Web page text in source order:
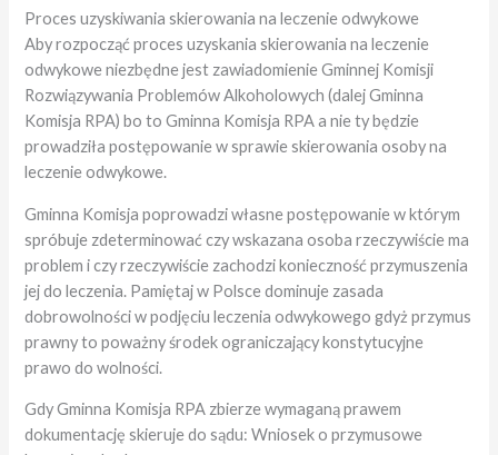
Proces uzyskiwania skierowania na leczenie odwykowe
Aby rozpocząć proces uzyskania skierowania na leczenie
odwykowe niezbędne jest zawiadomienie Gminnej Komisji
Rozwiązywania Problemów Alkoholowych (dalej Gminna
Komisja RPA) bo to Gminna Komisja RPA a nie ty będzie
prowadziła postępowanie w sprawie skierowania osoby na
leczenie odwykowe.
Gminna Komisja poprowadzi własne postępowanie w którym
spróbuje zdeterminować czy wskazana osoba rzeczywiście ma
problem i czy rzeczywiście zachodzi konieczność przymuszenia
jej do leczenia. Pamiętaj w Polsce dominuje zasada
dobrowolności w podjęciu leczenia odwykowego gdyż przymus
prawny to poważny środek ograniczający konstytucyjne
prawo do wolności.
Gdy Gminna Komisja RPA zbierze wymaganą prawem
dokumentację skieruje do sądu: Wniosek o przymusowe